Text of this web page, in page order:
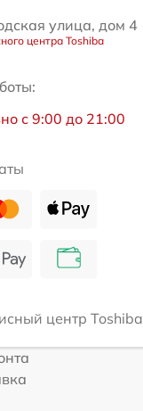
улица, дом 4
центра Toshiba
с 9:00 до 21:00
центр Toshiba